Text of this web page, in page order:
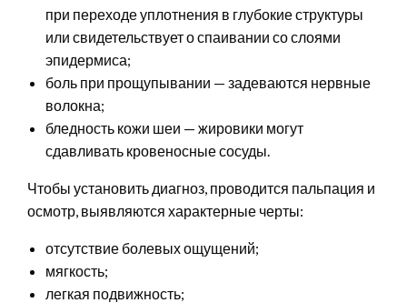
при переходе уплотнения в глубокие структуры
или свидетельствует о спаивании со слоями
эпидермиса;
боль при прощупывании — задеваются нервные
волокна;
бледность кожи шеи — жировики могут
сдавливать кровеносные сосуды.
Чтобы установить диагноз, проводится пальпация и
осмотр, выявляются характерные черты:
отсутствие болевых ощущений;
мягкость;
легкая подвижность;